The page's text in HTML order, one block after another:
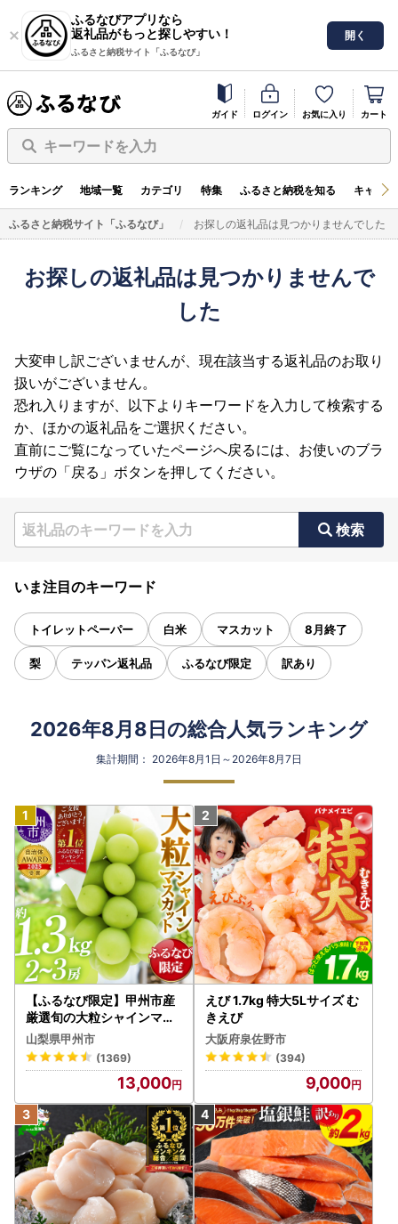
ふるなびアプリなら
返礼品がもっと探しやすい！
ふるさと納税サイト「ふるなび」
開く
ガイド ログイン お気に入り カート
キーワードを入力
ランキング 地域一覧 カテゴリ 特集 ふるさと納税を知る キャン
ふるさと納税サイト「ふるなび」 お探しの返礼品は見つかりませんでした
お探しの返礼品は見つかりませんで
した
大変申し訳ございませんが、現在該当する返礼品のお取り
扱いがございません。
恐れ入りますが、以下よりキーワードを入力して検索する
か、ほかの返礼品をご選択ください。
直前にご覧になっていたページへ戻るには、お使いのブラ
ウザの「戻る」ボタンを押してください。
検索
いま注目のキーワード
トイレットペーパー 白米 マスカット 8月終了
梨 テッパン返礼品 ふるなび限定 訳あり
2026年8月8日の総合人気ランキング
集計期間： 2026年8月1日～2026年8月7日
【ふるなび限定】甲州市産
厳選旬の大粒シャインマス
カット 約1.3kg 2～3房【2
026年発送】（MG）B12-
472 FN-Limited-VO シャ
インマスカット フルーツ
山梨県甲州市
(1369)
13,000
えび 1.7kg 特大5Lサイズ む
きえび
大阪府泉佐野市
(394)
9,000